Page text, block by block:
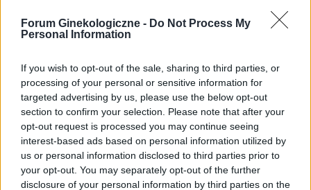
Forum Ginekologiczne - Do Not Process My
Personal Information
If you wish to opt-out of the sale, sharing to third parties, or
processing of your personal or sensitive information for
targeted advertising by us, please use the below opt-out
section to confirm your selection. Please note that after your
opt-out request is processed you may continue seeing
interest-based ads based on personal information utilized by
us or personal information disclosed to third parties prior to
your opt-out. You may separately opt-out of the further
disclosure of your personal information by third parties on the
Forum:Ginekologia - forum dla rodziny i
gość
Swędzące brodawki
Witam.Od paru dni strasznie swędzą mnie
brodawki szczególnie po nocy.Moze jakaś masc